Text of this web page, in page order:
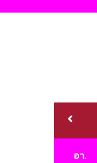
อา.